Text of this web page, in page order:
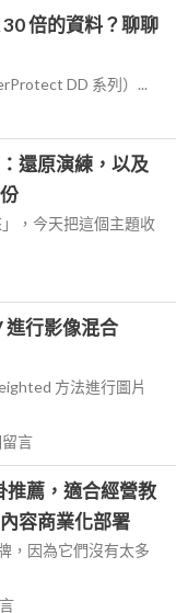
倍的資料？聊聊
DD 系列）...
還原演練，以及
，今天把這個主題收
進行影像混合
方法進行圖片
言
推薦，適合經營教
容商業化部署
，因為它們沒有太多